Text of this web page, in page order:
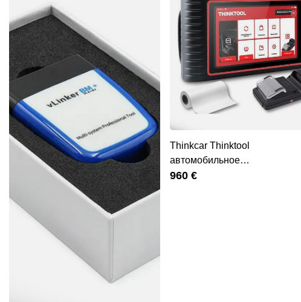
Thinkcar Thinktool
автомобильное
диагностическое
960 €